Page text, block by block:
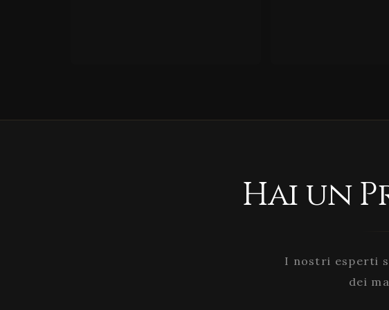
Hai un
I nostri esperti
dei